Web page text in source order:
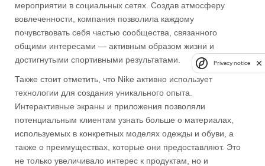
мероприятии в социальных сетях. Создав атмосферу
вовлеченности, компания позволила каждому
почувствовать себя частью сообщества, связанного
общими интересами — активным образом жизни и
достигнутыми спортивными результатами.
Также стоит отметить, что Nike активно использует
технологии для создания уникального опыта.
Интерактивные экраны и приложения позволяли
потенциальным клиентам узнать больше о материалах,
используемых в конкретных моделях одежды и обуви, а
также о преимуществах, которые они предоставляют. Это
не только увеличивало интерес к продуктам, но и
Privacy notice